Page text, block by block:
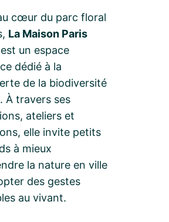
cœur du parc floral
La Maison Paris
est un espace
dédié à la
de la biodiversité
À travers ses
ateliers et
elle invite petits
à mieux
la nature en ville
des gestes
au vivant.